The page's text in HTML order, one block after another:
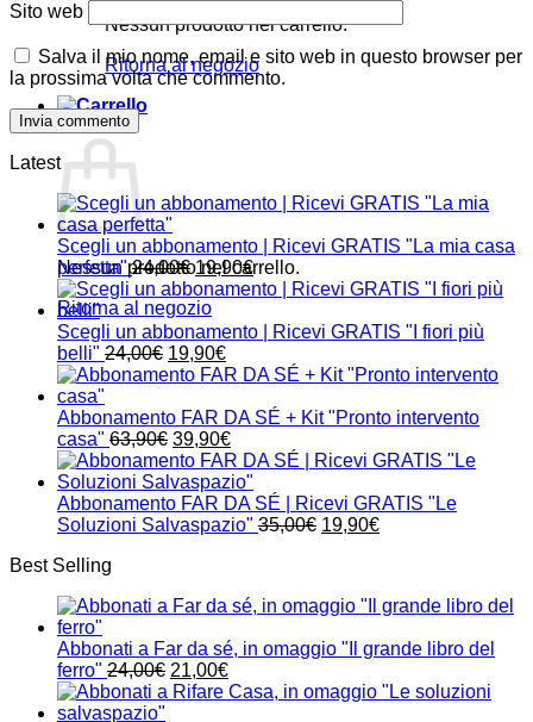
Nessun prodotto nel carrello.
Ritorna al negozio
Carrello
Nessun prodotto nel carrello.
Ritorna al negozio
Sito web
Salva il mio nome, email e sito web in questo browser per
la prossima volta che commento.
Latest
Scegli un abbonamento | Ricevi GRATIS "La mia casa
perfetta" 24,00€Il
prezzo
originale
era:
24,00€.
19,90€Il
prezzo
è:
Scegli un abbonamento | Ricevi GRATIS "I fiori più
belli" 24,00€ Il
prezzo
era:
24,00€.
19,90€Il
prezzo
è:
19,90€.
Abbonamento FAR DA SÉ + Kit "Pronto intervento
casa" 63,90€ Il
prezzo
originale
era:
63,90€.
39,90€Il
prezzo
attuale
è:
39,90€.
Abbonamento FAR DA SÉ | Ricevi GRATIS "Le
Soluzioni Salvaspazio" 35,00€ Il
35,00€.
19,90€Il
19,90€.
Best Selling
Abbonati a Far da sé, in omaggio "Il grande libro del
ferro" 24,00€ Il
prezzo
21,00€Il
prezzo